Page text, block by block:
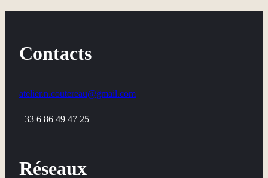
Contacts
atelier.n.coutereau@gmail.com
+33 6 86 49 47 25
Réseaux